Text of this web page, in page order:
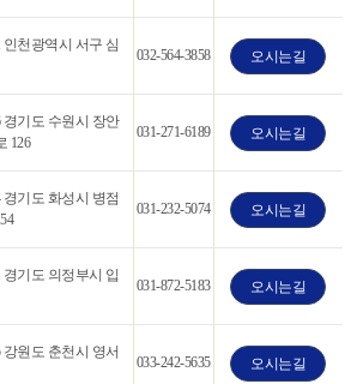
인천광역시 서구 심
032-564-3858 오시는길
경기도 수원시 장안
126
031-271-6189 오시는길
경기도 화성시 병점
031-232-5074 오시는길
경기도 의정부시 입
031-872-5183 오시는길
강원도 춘천시 영서
033-242-5635 오시는길